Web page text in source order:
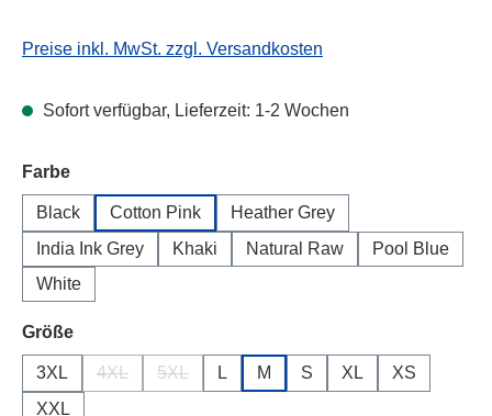
Preise inkl. MwSt. zzgl. Versandkosten
Sofort verfügbar, Lieferzeit: 1-2 Wochen
Farbeauswählen
Black Cotton Pink
Heather Grey
India Ink Grey
Khaki Natural Raw
Pool Blue
White
Größeauswählen
3XL 4XL
(Diese Option ist zurzeit nicht verfügbar.)
5XL
(Diese Option ist zurzeit nicht verfügbar.)
L M S XL
XS
XXL